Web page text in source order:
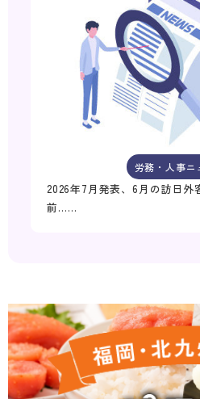
労務・人事ニ
2026年7月発表、6月の訪日外
前……